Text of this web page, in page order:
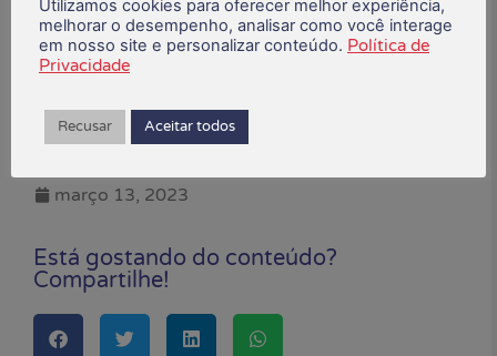
violência e do assédio no mundo do
trabalho; e a oferta de crédito, por meio de
bancos públicos, a juros reduzidos para
*Com informações da Contraf-CUT
março 13, 2023
Está gostando do conteúdo?
Compartilhe!
Utilizamos cookies para oferecer melhor experiência,
melhorar o desempenho, analisar como você interage
em nosso site e personalizar conteúdo. Política de
Privacidade
Recusar Aceitar todos